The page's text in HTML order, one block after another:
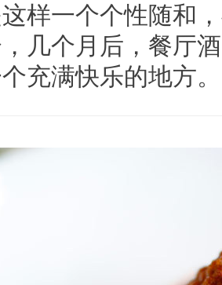
样一个个性随和
几个月后，餐厅
充满快乐的地方。